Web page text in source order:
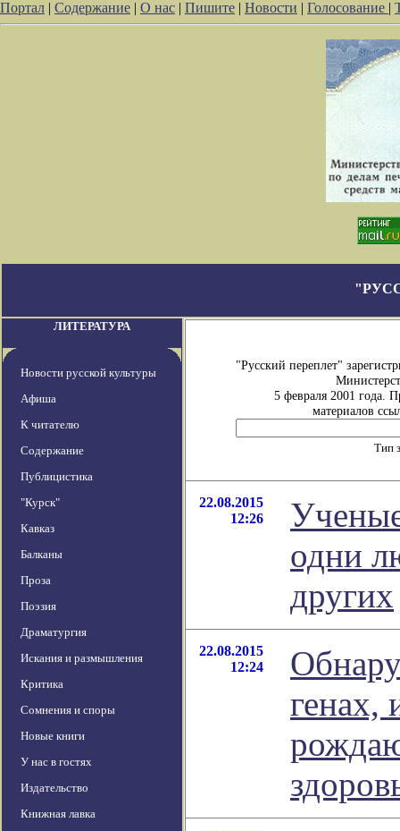
Портал | Содержание | О нас | Пишите | Новости | Голосование |
ЛИТЕРАТУРА
Новости русской культуры
Афиша
К читателю
Содержание
Публицистика
"Курск"
Кавказ
Балканы
Проза
Поэзия
Драматургия
Искания и размышления
Критика
Сомнения и споры
Новые книги
У нас в гостях
Издательство
Книжная лавка
"Русский переплет"
5 февраля 2001 года.
материалов
Тип
22.08.2015
12:26
одни
других
22.08.2015
12:24
генах,